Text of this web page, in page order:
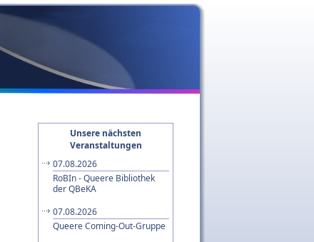
Unsere nächsten
Veranstaltungen
07.08.2026
RoBIn - Queere Bibliothek
der QBeKA
07.08.2026
Queere Coming-Out-Gruppe